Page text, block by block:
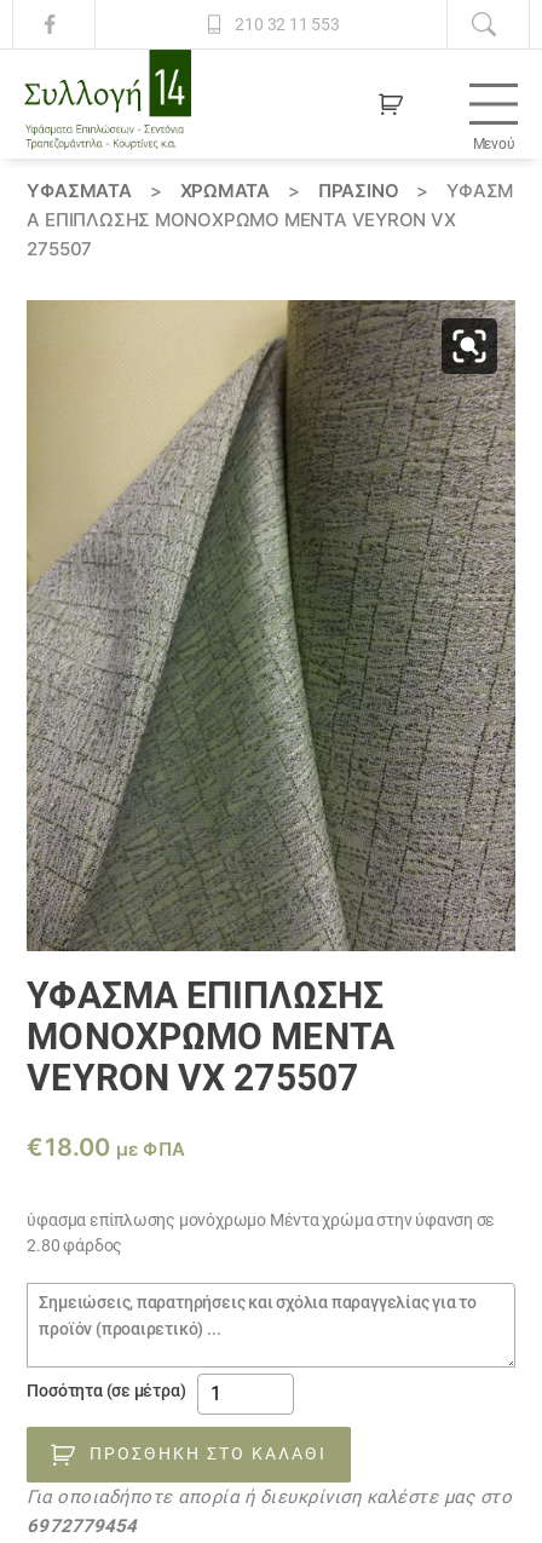
210 32 11 553
14
Μενού
ΥΦΆΣΜΑΤΑ > ΧΡΏΜΑΤΑ > ΠΡΑΣΙΝΟ >
ΎΦΑΣΜ
Α ΕΠΊΠΛΩΣΗΣ ΜΟΝΌΧΡΩΜΟ ΜΈΝΤΑ VEYRON VX
275507
ΎΦΑΣΜΑ ΕΠΊΠΛΩΣΗΣ
ΜΟΝΌΧΡΩΜΟ ΜΈΝΤΑ
VEYRON VX 275507
€18.00 με ΦΠΑ
ύφασμα επίπλωσης μονόχρωμο Μέντα χρώμα στην ύφανση σε
2.80 φάρδος
Σημειώσεις
παραγγελίας
Ποσότητα (σε μέτρα)
ύφασμα
επίπλωσης
μονόχρωμο
Μέντα
VEYRON
ΠΡΟΣΘΉΚΗ ΣΤΟ ΚΑΛΆΘΙ
Για οποιαδήποτε απορία ή διευκρίνιση καλέστε μας στο
6972779454